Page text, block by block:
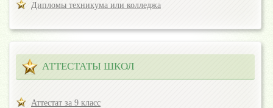
Дипломы техникума или колледжа
АТТЕСТАТЫ ШКОЛ
Аттестат за 9 класс